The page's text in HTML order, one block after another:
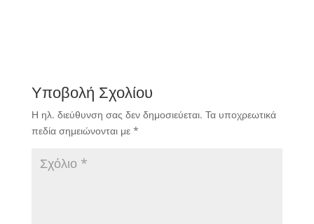
Υποβολή Σχολίου
Η ηλ. διεύθυνση σας δεν δημοσιεύεται. Τα υποχρεωτικά
πεδία σημειώνονται με *